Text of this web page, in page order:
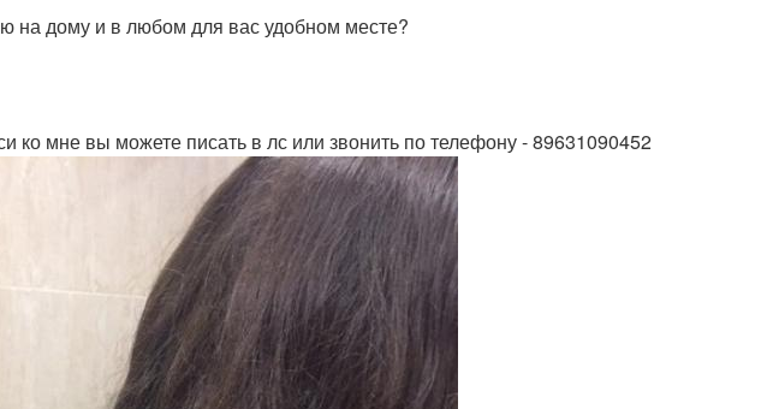
на дому и в любом для вас удобном месте?
ко мне вы можете писать в лс или звонить по телефону - 89631090452